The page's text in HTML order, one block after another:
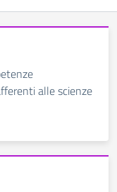
alle scienze